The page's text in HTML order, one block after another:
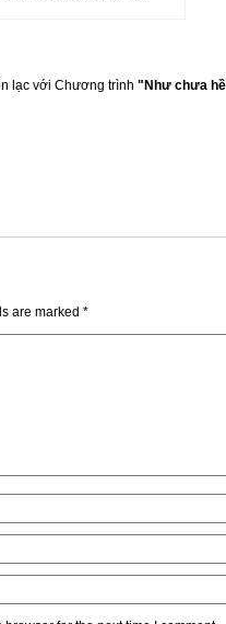
lạc với Chương trình "Như chưa
are marked *